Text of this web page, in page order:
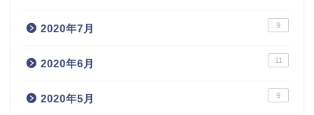
2020年7月 9
2020年6月 11
2020年5月 9